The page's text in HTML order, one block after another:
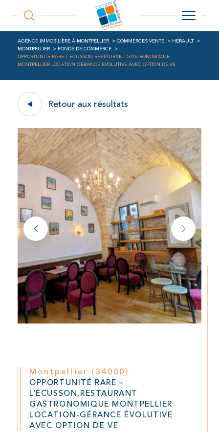
AGENCE IMMOBILIÈRE À MONTPELLIER COMMERCES VENTE
HERAULT
MONTPELLIER
FONDS DE COMMERCE
OPPORTUNITE RARE L ECUSSON RESTAURANT GASTRONOMIQUE
MONTPELLIER LOCATION GERANCE EVOLUTIVE AVEC OPTION DE VE
Retour aux résultats
Montpellier (34000)
OPPORTUNITÉ RARE –
L’ÉCUSSON,RESTAURANT
GASTRONOMIQUE MONTPELLIER
LOCATION-GÉRANCE ÉVOLUTIVE
AVEC OPTION DE VE